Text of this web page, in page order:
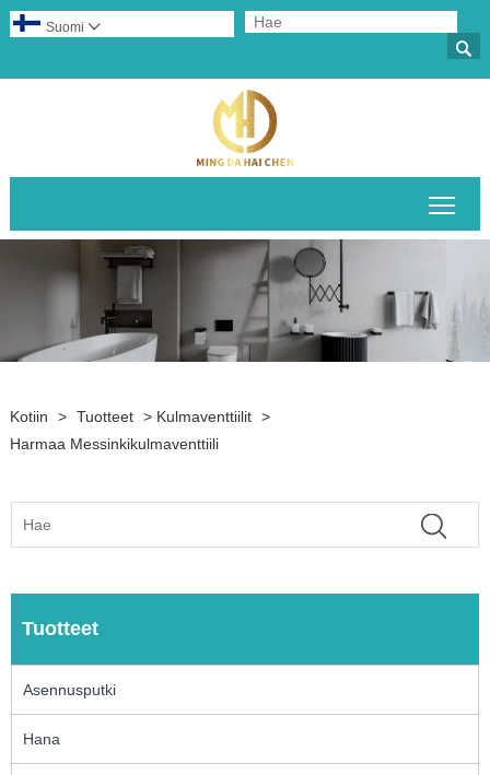

Suomi 
Kotiin > Tuotteet > Kulmaventtiilit >
Harmaa Messinkikulmaventtiili
Tuotteet
Asennusputki
Hana